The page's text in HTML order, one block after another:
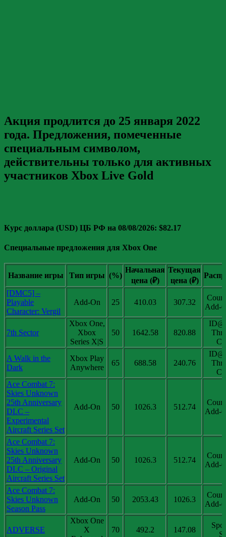
Акция продлится до 25 января 2022
года. Предложения, помеченные
специальным символом,
действительны только для активных
участников Xbox Live Gold
Курс доллара (USD) ЦБ РФ на 08/08/2026: $82.17
Специальные предложения для Xbox One
Название игры Тип игры (%)
Начальная
цена (₽)
Текущая
цена (₽)
[DMC5] –
Playable
Character: Vergil
Add-On 25 410.03 307.32
Add-
7th Sector
Xbox One,
Xbox
Series X|S
50 1642.58 820.88
A Walk in the
Dark
Xbox Play
Anywhere
65 688.58 240.76
Ace Combat 7:
Skies Unknown
25th Anniversary
DLC –
Experimental
Aircraft Series Set
Add-On 50 1026.3 512.74
Add-
Ace Combat 7:
Skies Unknown
25th Anniversary
DLC – Original
Aircraft Series Set
Add-On 50 1026.3 512.74
Add-
Ace Combat 7:
Skies Unknown
Season Pass
Add-On 50 2053.43 1026.3
Add-
ADVERSE
Xbox One
X
70 492.2 147.08